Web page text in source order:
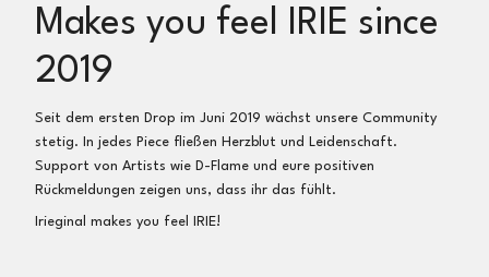
Wir erstatten dir dann dein Geld nach Eingang und
Gerne führen wir einen Umtausch in eine andere Größe
oder in einen anderen Artikel durch
So einfach geht’s:
Artikel ins Paket, Notiz zum Umtausch (oder per E-Mail),
Makes you feel IRIE since
2019
Seit dem ersten Drop im Juni 2019 wächst unsere Community
stetig. In jedes Piece fließen Herzblut und Leidenschaft.
Support von Artists wie D-Flame und eure positiven
Rückmeldungen zeigen uns, dass ihr das fühlt.
Irieginal makes you feel IRIE!